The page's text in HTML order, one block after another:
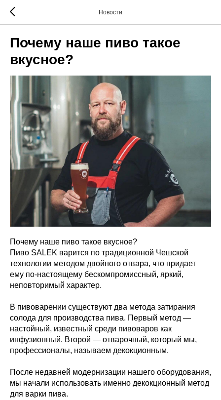
Новости
Почему наше пиво такое
вкусное?
Почему наше пиво такое вкусное?
Пиво SALEK варится по традиционной Чешской
технологии методом двойного отвара, что придает
ему по-настоящему бескомпромиссный, яркий,
неповторимый характер.
В пивоварении существуют два метода затирания
солода для производства пива. Первый метод —
настойный, известный среди пивоваров как
инфузионный. Второй — отварочный, который мы,
профессионалы, называем декокционным.
После недавней модернизации нашего оборудования,
мы начали использовать именно декокционный метод
для варки пива.